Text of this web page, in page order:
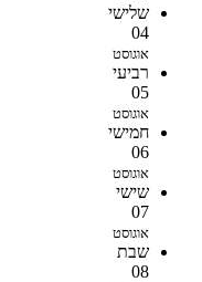
שלישי
04
אוגוסט
רביעי
05
אוגוסט
חמישי
06
אוגוסט
שישי
07
אוגוסט
שבת
08